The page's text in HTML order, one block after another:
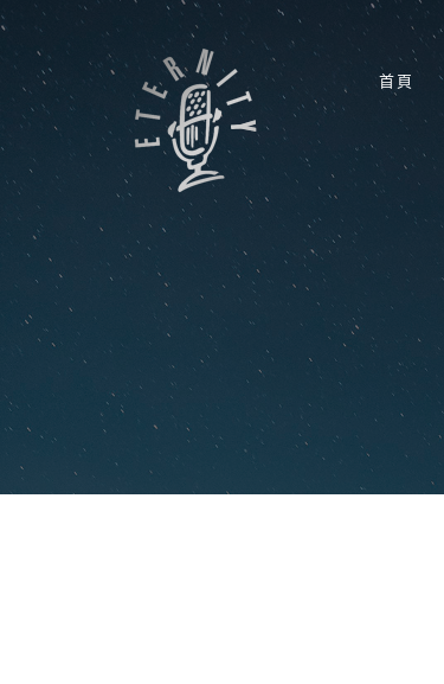
首頁